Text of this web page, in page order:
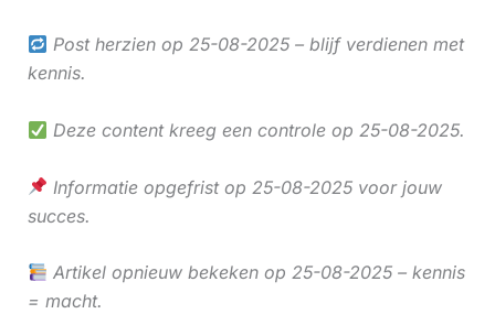
Post herzien op 25-08-2025 – blijf verdienen met
kennis.
Deze content kreeg een controle op 25-08-2025.
Informatie opgefrist op 25-08-2025 voor jouw
succes.
Artikel opnieuw bekeken op 25-08-2025 – kennis
= macht.